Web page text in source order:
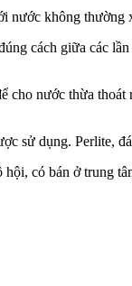
không
cách giữa các
nước thừa
sử dụng. Perlite,
có bán ở trung